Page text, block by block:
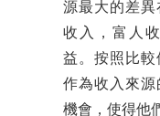
源最大的差
收入，富人
益。按照比較
作為收入來源
機會，使得他